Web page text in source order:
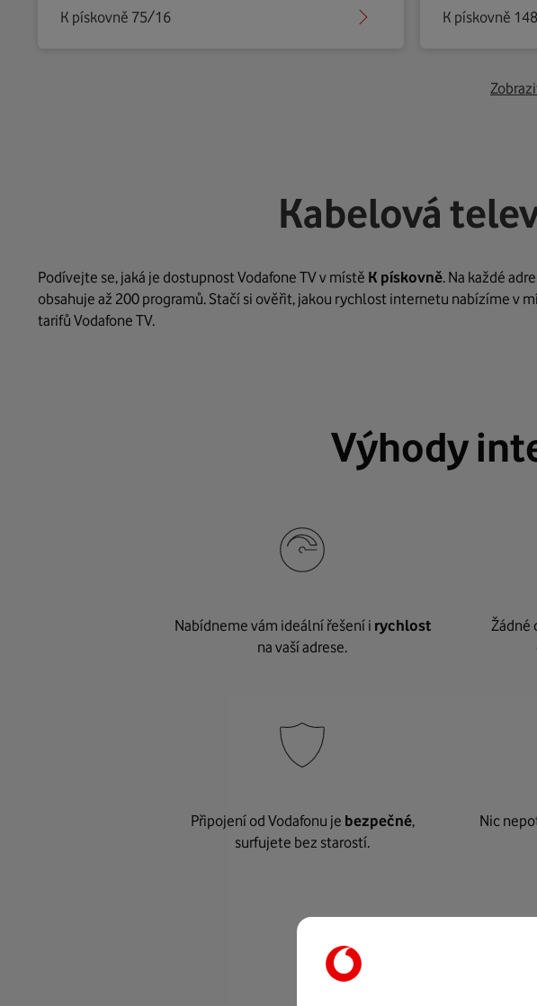
K pískovně 75/16 K pískovně
Kabelová
Podívejte se, jaká je dostupnost Vodafone TV v místě K pískovně. Na každé
obsahuje až 200 programů. Stačí si ověřit, jakou rychlost internetu nabízíme v
tarifů Vodafone TV.
Výhody
Nabídneme vám ideální řešení i rychlost
na vaší adrese.
Žádné
Připojení od Vodafonu je bezpečné,
surfujete bez starostí.
Nic